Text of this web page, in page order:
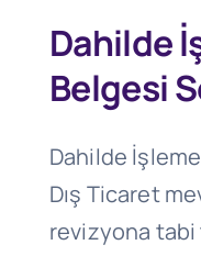
Dahilde
Belgesi
Dahilde
Dış Ticaret
revizyona tabi